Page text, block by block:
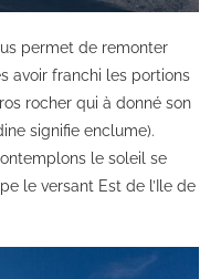
permet de remonter
avoir franchi les portions
rocher qui à donné son
signifie enclume).
le soleil se
le versant Est de l’Ile de